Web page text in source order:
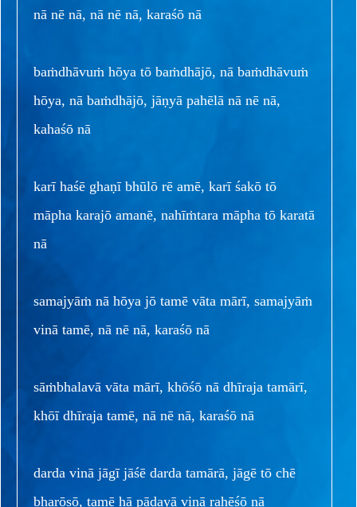
nā nē nā, nā nē nā, karaśō nā
baṁdhāvuṁ hōya tō baṁdhājō, nā baṁdhāvuṁ
hōya, nā baṁdhājō, jāṇyā pahēlā nā nē nā,
kahaśō nā
karī haśē ghaṇī bhūlō rē amē, karī śakō tō
māpha karajō amanē, nahīṁtara māpha tō karatā
nā
samajyāṁ nā hōya jō tamē vāta mārī, samajyāṁ
vinā tamē, nā nē nā, karaśō nā
sāṁbhalavā vāta mārī, khōśō nā dhīraja tamārī,
khōī dhīraja tamē, nā nē nā, karaśō nā
darda vinā jāgī jāśē darda tamārā, jāgē tō chē
bharōsō, tamē hā pāḍayā vinā rahēśō nā